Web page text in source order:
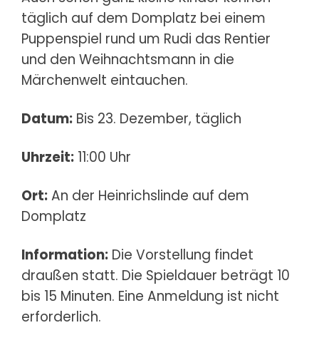
täglich auf dem Domplatz bei einem
Puppenspiel rund um Rudi das Rentier
und den Weihnachtsmann in die
Märchenwelt eintauchen.
Datum: Bis 23. Dezember, täglich
Uhrzeit: 11:00 Uhr
Ort:An der Heinrichslinde auf dem
Domplatz
Information: Die Vorstellung findet
draußen statt. Die Spieldauer beträgt 10
bis 15 Minuten. Eine Anmeldung ist nicht
erforderlich.